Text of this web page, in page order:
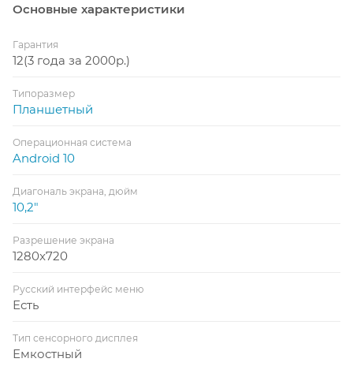
Основные характеристики
Гарантия
12(3 года за 2000р.)
Типоразмер
Планшетный
Операционная система
Android 10
Диагональ экрана, дюйм
10,2"
Разрешение экрана
1280x720
Русский интерфейс меню
Есть
Тип сенсорного дисплея
Емкостный